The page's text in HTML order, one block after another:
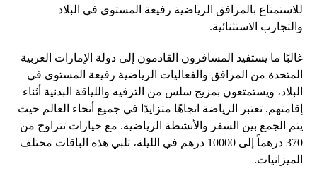
للاستمتاع بالمرافق الرياضية رفيعة المستوى في البلاد
والتجارب الاستثنائية.
غالبًا ما يستفيد المسافرون القادمون إلى دولة الإمارات العربية
المتحدة من المرافق والفعاليات الرياضية رفيعة المستوى في
البلاد، ويستمتعون بمزيج سلس من الترفيه واللياقة البدنية أثناء
إقامتهم. تعتبر الرياضة اتجاهًا متزايدًا في جميع أنحاء العالم حيث
يتم الجمع بين السفر والأنشطة الرياضية. مع خيارات تتراوح من
370 درهماً إلى 10000 درهم في الليلة، تلبي هذه الباقات مختلف
الميزانيات.